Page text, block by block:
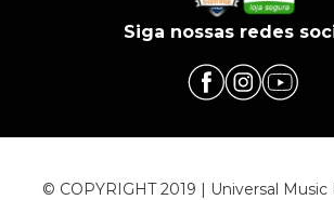
Siga nossas redes
© COPYRIGHT 2019 | Universal Music